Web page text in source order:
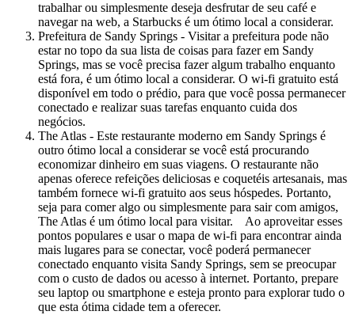
trabalhar ou simplesmente deseja desfrutar de seu café e
navegar na web, a Starbucks é um ótimo local a considerar.
Prefeitura de Sandy Springs - Visitar a prefeitura pode não
estar no topo da sua lista de coisas para fazer em Sandy
Springs, mas se você precisa fazer algum trabalho enquanto
está fora, é um ótimo local a considerar. O wi-fi gratuito está
disponível em todo o prédio, para que você possa permanecer
conectado e realizar suas tarefas enquanto cuida dos
negócios.
The Atlas - Este restaurante moderno em Sandy Springs é
outro ótimo local a considerar se você está procurando
economizar dinheiro em suas viagens. O restaurante não
apenas oferece refeições deliciosas e coquetéis artesanais, mas
também fornece wi-fi gratuito aos seus hóspedes. Portanto,
seja para comer algo ou simplesmente para sair com amigos,
The Atlas é um ótimo local para visitar. Ao aproveitar esses
pontos populares e usar o mapa de wi-fi para encontrar ainda
mais lugares para se conectar, você poderá permanecer
conectado enquanto visita Sandy Springs, sem se preocupar
com o custo de dados ou acesso à internet. Portanto, prepare
seu laptop ou smartphone e esteja pronto para explorar tudo o
que esta ótima cidade tem a oferecer.